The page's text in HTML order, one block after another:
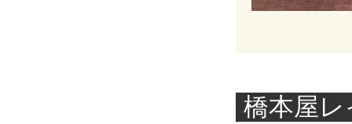
橋本屋